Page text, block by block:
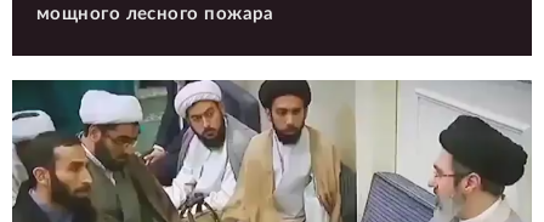
мощного лесного пожара